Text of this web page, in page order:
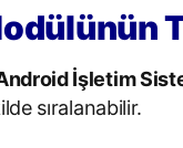
İşletim
sıralanabilir.